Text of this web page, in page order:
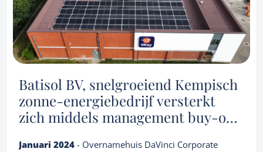
Batisol BV, snelgroeiend Kempisch
zonne-energiebedrijf versterkt
zich middels management buy-out
Januari 2024 - Overnamehuis DaVinci Corporate